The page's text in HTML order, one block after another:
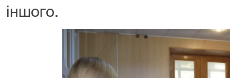
іншого.